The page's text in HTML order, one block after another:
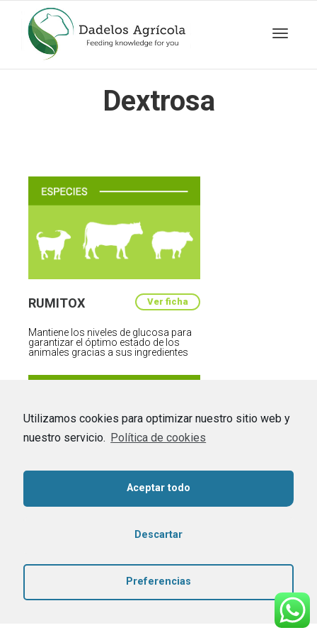
Utilizamos cookies para optimizar nuestro sitio web y
nuestro servicio. Política de cookies
Aceptar todo
Descartar
Preferencias
Dextrosa
RUMITOX Ver ficha
Mantiene los niveles de glucosa para
garantizar el óptimo estado de los
animales gracias a sus ingredientes
Estimula el crecimiento de la flora
ruminal, mejorando la digestión de la